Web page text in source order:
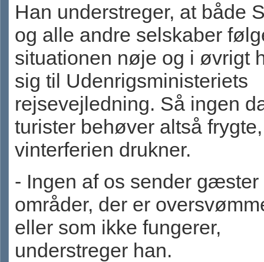
Han understreger, at både
og alle andre selskaber
situationen nøje og i øvrigt
sig til Udenrigsministeriets
rejsevejledning. Så ingen
turister behøver altså
vinterferien drukner.
- Ingen af os sender gæster
områder, der er
eller som ikke fungerer,
understreger han.